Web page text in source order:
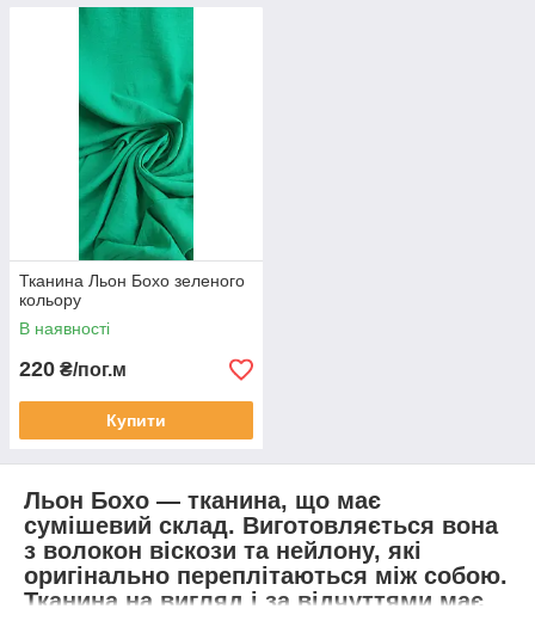
Тканина Льон Бохо зеленого
кольору
В наявності
220 ₴/пог.м
Купити
Льон Бохо — тканина, що має
сумішевий склад. Виготовляється вона
з волокон віскози та нейлону, які
оригінально переплітаються між собою.
Тканина на вигляд і за відчуттями має